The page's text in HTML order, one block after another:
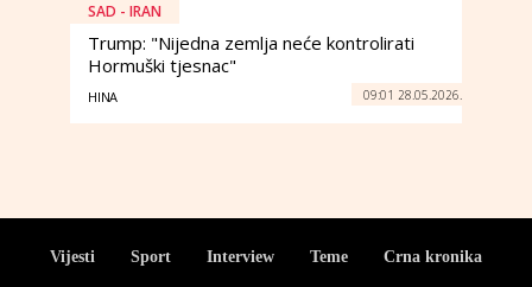
SAD - IRAN
Trump: "Nijedna zemlja neće kontrolirati
Hormuški tjesnac"
HINA 09:01 28.05.2026.
Vijesti Sport Interview Teme Crna kronika